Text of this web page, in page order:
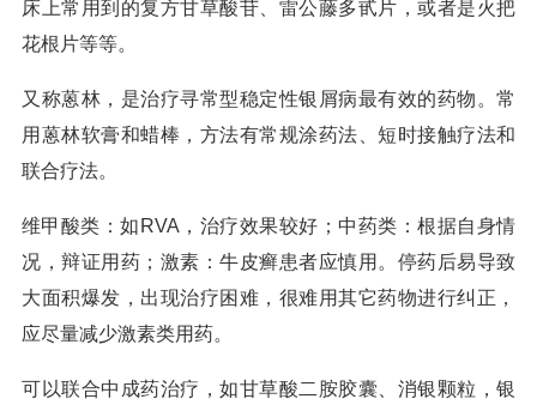
床上常用到的复方甘草酸苷、雷公藤多甙片，或者是火把
花根片等等。
又称蒽林，是治疗寻常型稳定性银屑病最有效的药物。常
用蒽林软膏和蜡棒，方法有常规涂药法、短时接触疗法和
联合疗法。
维甲酸类：如RVA，治疗效果较好；中药类：根据自身情
况，辩证用药；激素：牛皮癣患者应慎用。停药后易导致
大面积爆发，出现治疗困难，很难用其它药物进行纠正，
应尽量减少激素类用药。
可以联合中成药治疗，如甘草酸二胺胶囊、消银颗粒，银